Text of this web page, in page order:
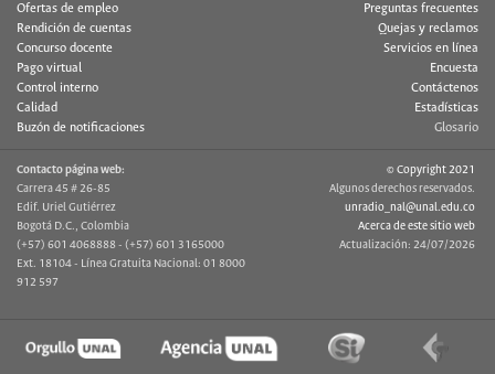
Ofertas de empleo
Rendición de cuentas
Concurso docente
Pago virtual
Control interno
Calidad
Buzón de notificaciones
Preguntas frecuentes
Quejas y reclamos
Servicios en línea
Encuesta
Contáctenos
Estadísticas
Glosario
Contacto página web:
Carrera 45 # 26-85
Edif. Uriel Gutiérrez
Bogotá D.C., Colombia
(+57) 601 4068888 - (+57) 601 3165000
Ext. 18104 - Línea Gratuita Nacional: 01 8000
912 597
© Copyright 2021
Algunos derechos reservados.
unradio_nal@unal.edu.co
Acerca de este sitio web
Actualización: 24/07/2026